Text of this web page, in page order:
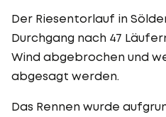
Der Riesentorlauf in
Durchgang nach 47
Wind abgebrochen und
abgesagt werden.
Das Rennen wurde